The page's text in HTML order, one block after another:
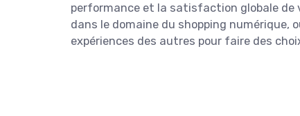
performance et la satisfaction globale de
dans le domaine du shopping
expériences des autres pour faire des